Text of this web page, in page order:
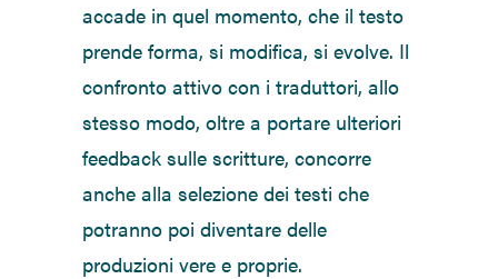
accade in quel momento, che il testo
prende forma, si modifica, si evolve. Il
confronto attivo con i traduttori, allo
stesso modo, oltre a portare ulteriori
feedback sulle scritture, concorre
anche alla selezione dei testi che
potranno poi diventare delle
produzioni vere e proprie.